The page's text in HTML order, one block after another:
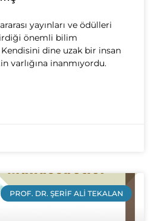
yayınları ve ödülleri
önemli bilim
dine uzak bir insan
varlığına inanmıyordu.
PROF. DR. ŞERIF ALI TEKALAN